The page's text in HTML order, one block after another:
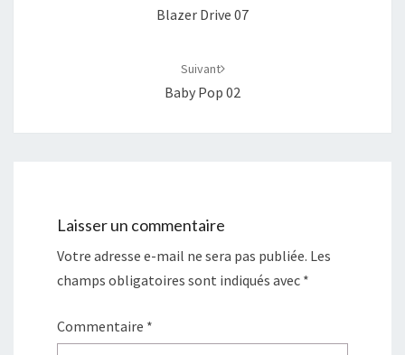
Blazer Drive 07
Suivant
Baby Pop 02
Laisser un commentaire
Votre adresse e-mail ne sera pas publiée. Les
champs obligatoires sont indiqués avec *
Commentaire *